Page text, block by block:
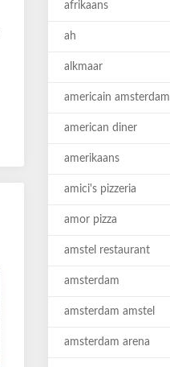
afrikaans
ah
alkmaar
americain amsterdam
american diner
amerikaans
amici's pizzeria
amor pizza
amstel restaurant
amsterdam
amsterdam amstel
amsterdam arena